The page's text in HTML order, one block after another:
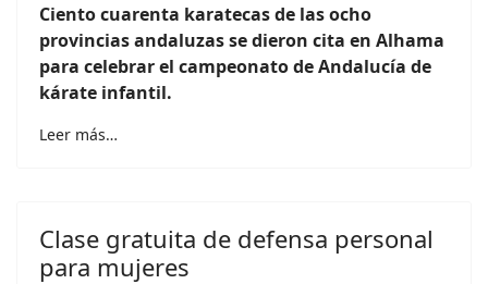
Ciento cuarenta karatecas de las ocho
provincias andaluzas se dieron cita en Alhama
para celebrar el campeonato de Andalucía de
kárate infantil.
Leer más…
Clase gratuita de defensa personal
para mujeres